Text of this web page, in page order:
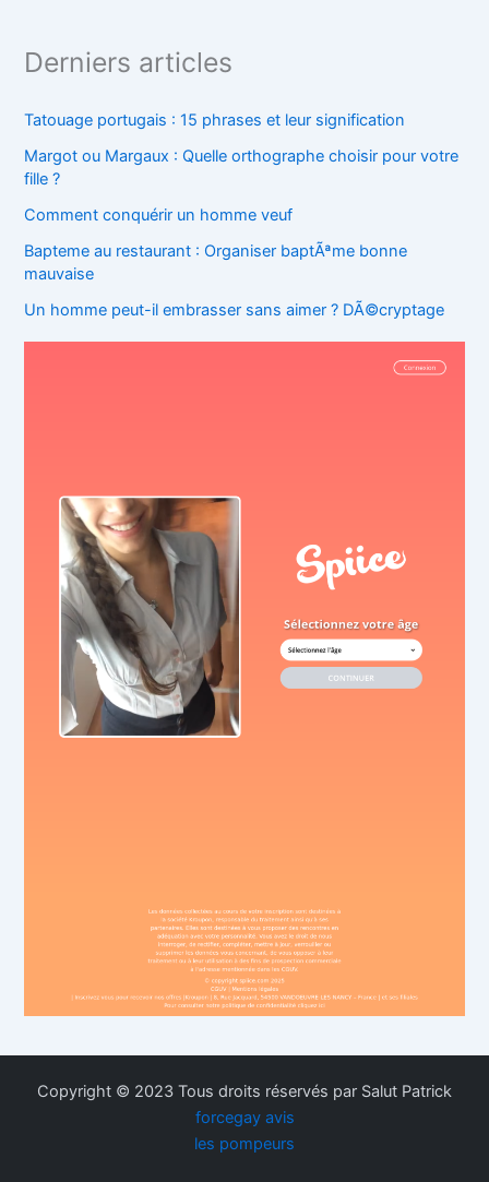
Derniers articles
Tatouage portugais : 15 phrases et leur signification
Margot ou Margaux : Quelle orthographe choisir pour votre
fille ?
Comment conquérir un homme veuf
Bapteme au restaurant : Organiser baptÃªme bonne
mauvaise
Un homme peut-il embrasser sans aimer ? DÃ©cryptage
Copyright © 2023 Tous droits réservés par Salut Patrick
forcegay avis
les pompeurs